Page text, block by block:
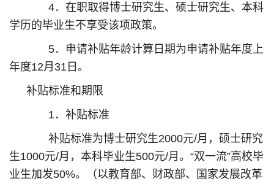
4．在职取得博士研究生、硕士研究生、本科
学历的毕业生不享受该项政策。
5．申请补贴年龄计算日期为申请补贴年度上
年度12月31日。
补贴标准和期限
1．补贴标准
补贴标准为博士研究生2000元/月，硕士研究
生1000元/月，本科毕业生500元/月。“双一流”高校毕
业生加发50%。（以教育部、财政部、国家发展改革